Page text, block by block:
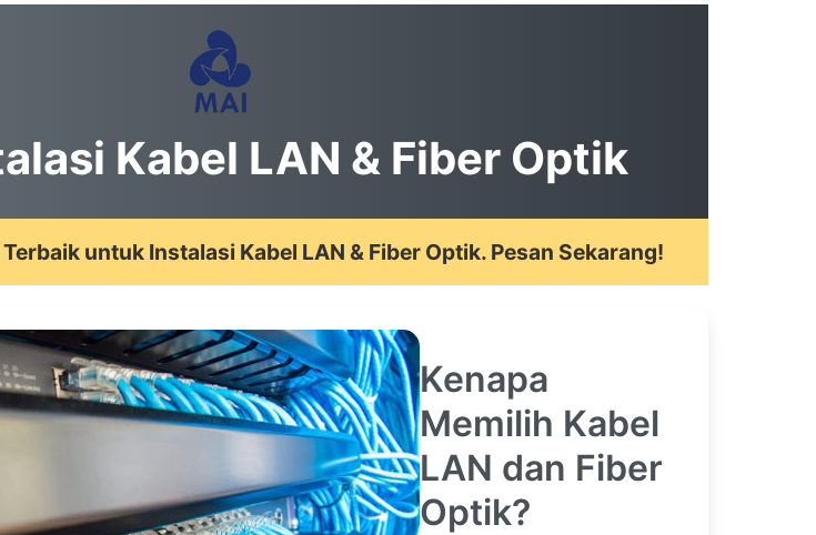
Kabel LAN & Fiber Optik
untuk Instalasi Kabel LAN & Fiber Optik. Pesan Sekarang!
Kenapa
Memilih Kabel
LAN dan Fiber
Optik?